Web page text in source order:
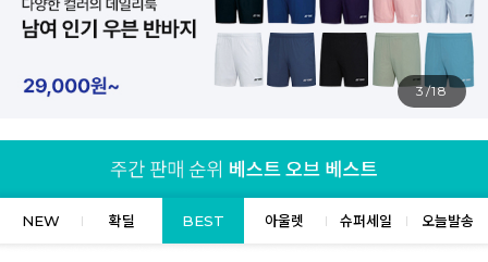
4/18
NEW 확딜 BEST 아울렛 슈퍼세일 오늘발송